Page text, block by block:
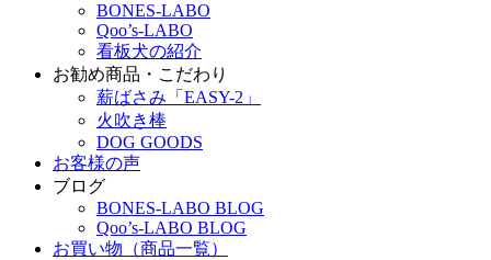
BONES-LABO
Qoo’s-LABO
看板犬の紹介
お勧め商品・こだわり
薪ばさみ「EASY-2」
火吹き棒
DOG GOODS
お客様の声
ブログ
BONES-LABO BLOG
Qoo’s-LABO BLOG
お買い物（商品一覧）